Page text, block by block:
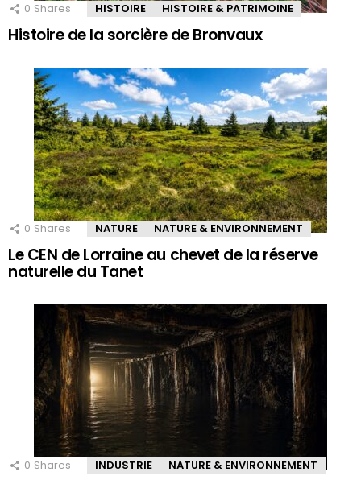
0 Shares HISTOIRE HISTOIRE & PATRIMOINE
Histoire de la sorcière de Bronvaux
0 Shares NATURE NATURE & ENVIRONNEMENT
Le CEN de Lorraine au chevet de la réserve
naturelle du Tanet
0 Shares INDUSTRIE NATURE & ENVIRONNEMENT